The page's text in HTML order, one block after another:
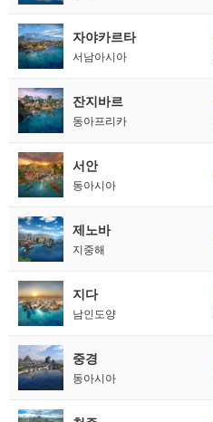
자야카르타
서남아시아
잔지바르
동아프리카
서안
동아시아
제노바
지중해
지다
남인도양
중경
동아시아